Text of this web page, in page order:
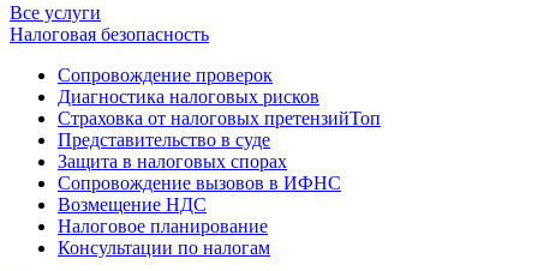
Все услуги
Налоговая безопасность
Сопровождение проверок
Диагностика налоговых рисков
Страховка от налоговых претензийТоп
Представительство в суде
Защита в налоговых спорах
Сопровождение вызовов в ИФНС
Возмещение НДС
Налоговое планирование
Консультации по налогам